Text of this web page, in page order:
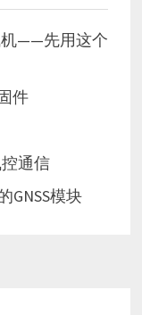
机——先用这个
件
通信
GNSS模块